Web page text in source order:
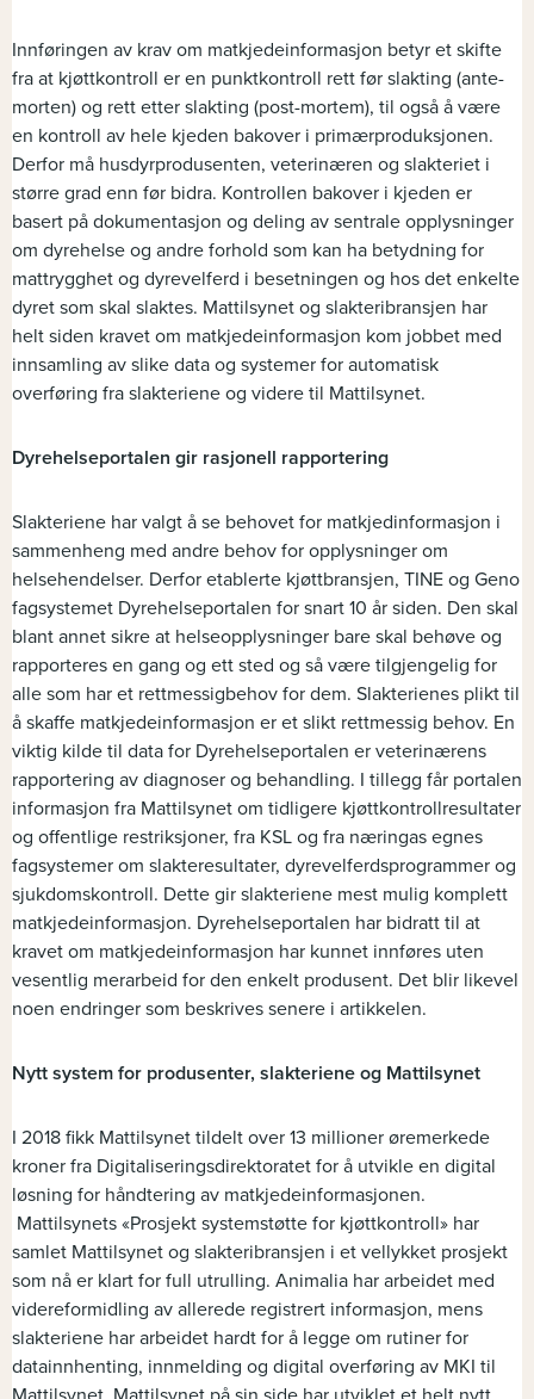
Innføringen av krav om matkjedeinformasjon betyr et skifte
fra at kjøttkontroll er en punktkontroll rett før slakting (ante-
morten) og rett etter slakting (post-mortem), til også å være
en kontroll av hele kjeden bakover i primærproduksjonen.
Derfor må husdyrprodusenten, veterinæren og slakteriet i
større grad enn før bidra. Kontrollen bakover i kjeden er
basert på dokumentasjon og deling av sentrale opplysninger
om dyrehelse og andre forhold som kan ha betydning for
mattrygghet og dyrevelferd i besetningen og hos det enkelte
dyret som skal slaktes. Mattilsynet og slakteribransjen har
helt siden kravet om matkjedeinformasjon kom jobbet med
innsamling av slike data og systemer for automatisk
overføring fra slakteriene og videre til Mattilsynet.
Dyrehelseportalen gir rasjonell rapportering
Slakteriene har valgt å se behovet for matkjedinformasjon i
sammenheng med andre behov for opplysninger om
helsehendelser. Derfor etablerte kjøttbransjen, TINE og Geno
fagsystemet Dyrehelseportalen for snart 10 år siden. Den skal
blant annet sikre at helseopplysninger bare skal behøve og
rapporteres en gang og ett sted og så være tilgjengelig for
alle som har et rettmessigbehov for dem. Slakterienes plikt til
å skaffe matkjedeinformasjon er et slikt rettmessig behov. En
viktig kilde til data for Dyrehelseportalen er veterinærens
rapportering av diagnoser og behandling. I tillegg får portalen
informasjon fra Mattilsynet om tidligere kjøttkontrollresultater
og offentlige restriksjoner, fra KSL og fra næringas egnes
fagsystemer om slakteresultater, dyrevelferdsprogrammer og
sjukdomskontroll. Dette gir slakteriene mest mulig komplett
matkjedeinformasjon. Dyrehelseportalen har bidratt til at
kravet om matkjedeinformasjon har kunnet innføres uten
vesentlig merarbeid for den enkelt produsent. Det blir likevel
noen endringer som beskrives senere i artikkelen.
Nytt system for produsenter, slakteriene og Mattilsynet
I 2018 fikk Mattilsynet tildelt over 13 millioner øremerkede
kroner fra Digitaliseringsdirektoratet for å utvikle en digital
løsning for håndtering av matkjedeinformasjonen.
Mattilsynets «Prosjekt systemstøtte for kjøttkontroll» har
samlet Mattilsynet og slakteribransjen i et vellykket prosjekt
som nå er klart for full utrulling. Animalia har arbeidet med
videreformidling av allerede registrert informasjon, mens
slakteriene har arbeidet hardt for å legge om rutiner for
datainnhenting, innmelding og digital overføring av MKI til